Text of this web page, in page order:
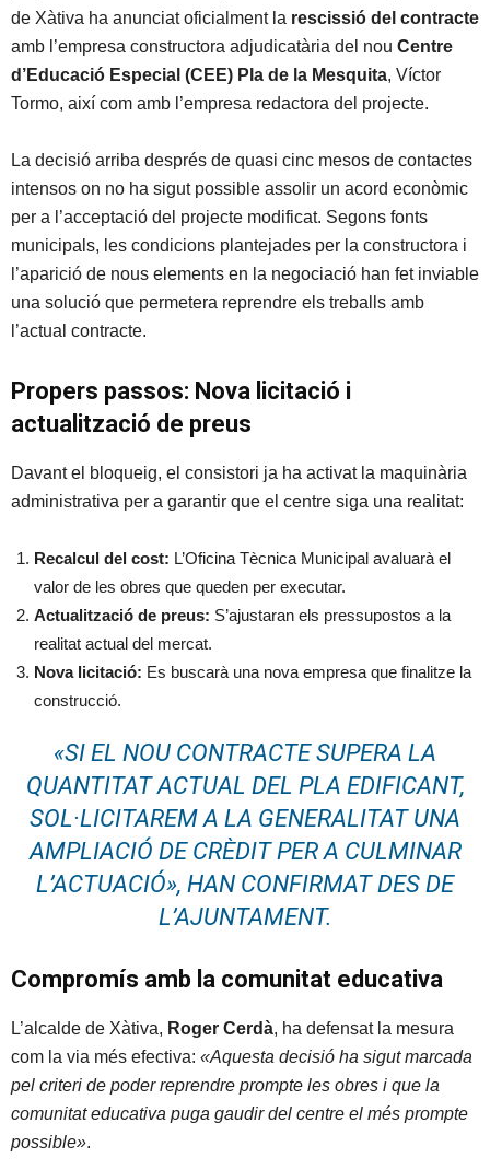
de Xàtiva ha anunciat oficialment la rescissió del contracte
amb l’empresa constructora adjudicatària del nou Centre
d’Educació Especial (CEE) Pla de la Mesquita, Víctor
Tormo, així com amb l’empresa redactora del projecte.
La decisió arriba després de quasi cinc mesos de contactes
intensos on no ha sigut possible assolir un acord econòmic
per a l’acceptació del projecte modificat. Segons fonts
municipals, les condicions plantejades per la constructora i
l’aparició de nous elements en la negociació han fet inviable
una solució que permetera reprendre els treballs amb
l’actual contracte.
Propers passos: Nova licitació i
actualització de preus
Davant el bloqueig, el consistori ja ha activat la maquinària
administrativa per a garantir que el centre siga una realitat:
Recalcul del cost: L’Oficina Tècnica Municipal avaluarà el
valor de les obres que queden per executar.
Actualització de preus: S’ajustaran els pressupostos a la
realitat actual del mercat.
Nova licitació: Es buscarà una nova empresa que finalitze la
construcció.
«SI EL NOU CONTRACTE SUPERA LA
QUANTITAT ACTUAL DEL PLA EDIFICANT,
SOL·LICITAREM A LA GENERALITAT UNA
AMPLIACIÓ DE CRÈDIT PER A CULMINAR
L’ACTUACIÓ», HAN CONFIRMAT DES DE
L’AJUNTAMENT.
Compromís amb la comunitat educativa
L’alcalde de Xàtiva, Roger Cerdà, ha defensat la mesura
com la via més efectiva: «Aquesta decisió ha sigut marcada
pel criteri de poder reprendre prompte les obres i que la
comunitat educativa puga gaudir del centre el més prompte
possible».